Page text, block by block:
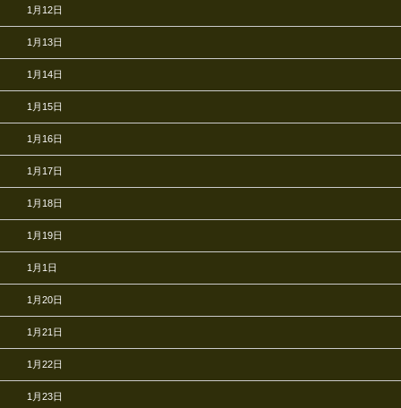
1月12日
1月13日
1月14日
1月15日
1月16日
1月17日
1月18日
1月19日
1月1日
1月20日
1月21日
1月22日
1月23日